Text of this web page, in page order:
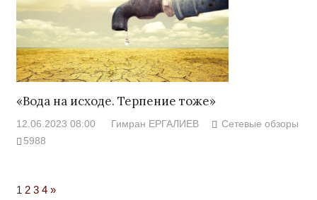
«Вода на исходе. Терпение тоже»
12.06.2023 08:00 Гимран ЕРГАЛИЕВ
Сетевые обзоры
5988
1 2 3 4 Next
»